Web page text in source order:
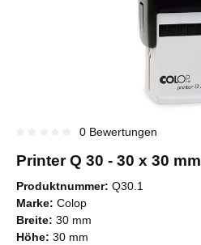
0 Bewertungen
Printer Q 30 - 30 x 30 mm
Produktnummer: Q30.1
Marke: Colop
Breite: 30 mm
Höhe: 30 mm